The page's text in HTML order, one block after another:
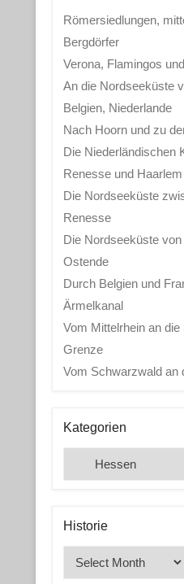
Römersiedlungen,
Bergdörfer
Verona, Flamingos
An die Nordseeküste
Belgien, Niederlande
Nach Hoorn und zu
Die Niederländischen
Renesse und Haarlem
Die Nordseeküste
Renesse
Die Nordseeküste
Ostende
Durch Belgien und
Ärmelkanal
Vom Mittelrhein an
Grenze
Vom Schwarzwald an
Kategorien
Kategorien
Historie
Historie